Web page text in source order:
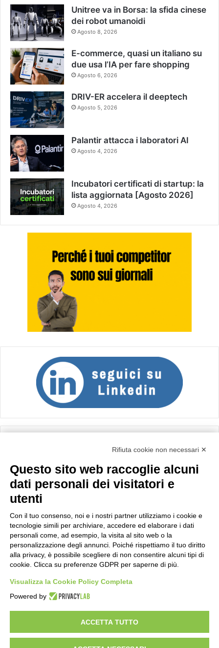
Unitree va in Borsa: la sfida cinese
dei robot umanoidi
Agosto 8, 2026
E-commerce, quasi un italiano su
due usa l’IA per fare shopping
Agosto 6, 2026
DRIV-ER accelera il deeptech
Agosto 5, 2026
Palantir attacca i laboratori AI
Agosto 4, 2026
Incubatori certificati di startup: la
lista aggiornata [Agosto 2026]
Agosto 4, 2026
Importo netto (€):
Calcola
Scorporo IVA
Importo lordo (€):
Rifiuta cookie non necessari ✕
Questo sito web raccoglie alcuni
dati personali dei visitatori e
utenti
Con il tuo consenso, noi e i nostri partner utilizziamo i cookie e
tecnologie simili per archiviare, accedere ed elaborare i dati
personali come, ad esempio, la visita al sito web o la
personalizzazione degli annunci. Poiché rispettiamo il tuo diritto
alla privacy, è possibile scegliere di non consentire alcuni tipi di
cookie. Clicca su preferenze GDPR per saperne di più.
Visualizza la Cookie Policy Completa
Powered by
ACCETTA TUTTO